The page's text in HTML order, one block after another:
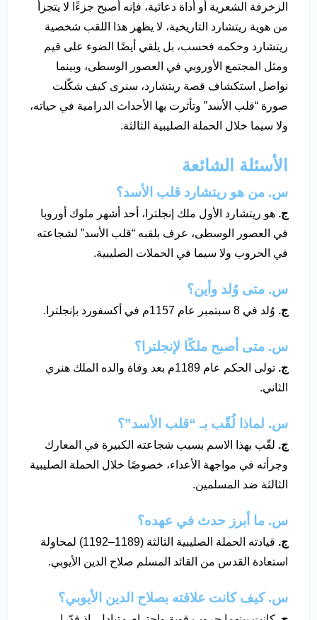
الزخرفة الشعرية أو أداة دعائية، فإنه أصبح جزءًا لا يتجزأ
من هوية ريتشارد التاريخية، لا يظهر هذا اللقب شخصية
ريتشارد وحكمه فحسب، بل يلقي أيضًا الضوء على قيم
ومثل المجتمع الأوروبي في العصور الوسطى، وبينما
نواصل استكشاف قصة ريتشارد، سنرى كيف شكّلت
صورة “قلب الأسد” وتأثرت بها الأحداث الدرامية في حياته،
ولا سيما خلال الحملة الصليبية الثالثة.
الأسئلة الشائعة
س. من هو ريتشارد قلب الأسد؟
ج. هو ريتشارد الأول ملك إنجلترا، أحد أشهر ملوك أوروبا
في العصور الوسطى، عرف بلقبه “قلب الأسد” لشجاعته
في الحروب ولا سيما في الحملات الصليبية.
س. متى وُلد وأين؟
ج. وُلد في 8 سبتمبر عام 1157م في أكسفورد بإنجلترا.
س. متى أصبح ملكًا لإنجلترا؟
ج.
تولى الحكم عام 1189م بعد وفاة والده الملك هنري
الثاني.
س. لماذا لُقّب بـ “قلب الأسد”؟
ج. لقّب بهذا الاسم بسبب شجاعته الكبيرة في المعارك
وجرأته في مواجهة الأعداء، خصوصًا خلال الحملة الصليبية
الثالثة ضد المسلمين.
س. ما أبرز حدث في عهده؟
ج.
قيادته الحملة الصليبية الثالثة (1189–1192) لمحاولة
استعادة القدس من القائد المسلم صلاح الدين الأيوبي.
س. كيف كانت علاقته بصلاح الدين الأيوبي؟